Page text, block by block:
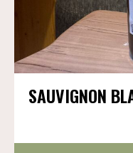
SAUVIGNON